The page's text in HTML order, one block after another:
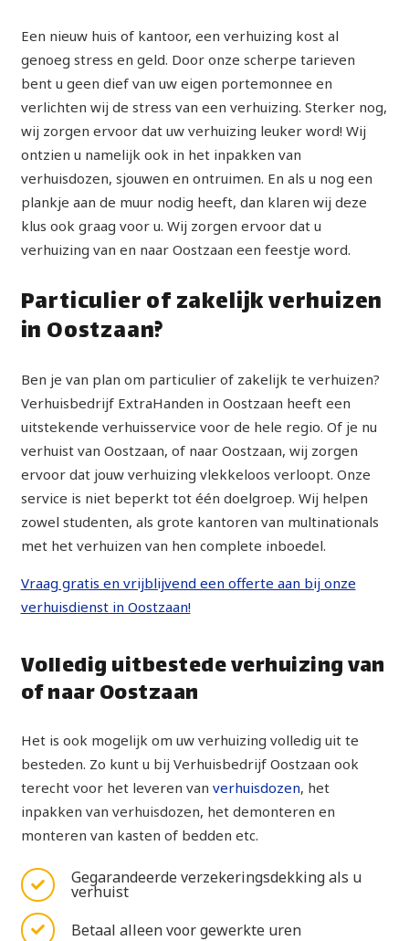
Een nieuw huis of kantoor, een verhuizing kost al
genoeg stress en geld. Door onze scherpe tarieven
bent u geen dief van uw eigen portemonnee en
verlichten wij de stress van een verhuizing. Sterker nog,
wij zorgen ervoor dat uw verhuizing leuker word! Wij
ontzien u namelijk ook in het inpakken van
verhuisdozen, sjouwen en ontruimen. En als u nog een
plankje aan de muur nodig heeft, dan klaren wij deze
klus ook graag voor u. Wij zorgen ervoor dat u
verhuizing van en naar Oostzaan een feestje word.
Particulier of zakelijk verhuizen
in Oostzaan?
Ben je van plan om particulier of zakelijk te verhuizen?
Verhuisbedrijf ExtraHanden in Oostzaan heeft een
uitstekende verhuisservice voor de hele regio. Of je nu
verhuist van Oostzaan, of naar Oostzaan, wij zorgen
ervoor dat jouw verhuizing vlekkeloos verloopt. Onze
service is niet beperkt tot één doelgroep. Wij helpen
zowel studenten, als grote kantoren van multinationals
met het verhuizen van hen complete inboedel.
Vraag gratis en vrijblijvend een offerte aan bij onze
verhuisdienst in Oostzaan!
Volledig uitbestede verhuizing van
of naar Oostzaan
Het is ook mogelijk om uw verhuizing volledig uit te
besteden. Zo kunt u bij Verhuisbedrijf Oostzaan ook
terecht voor het leveren van verhuisdozen, het
inpakken van verhuisdozen, het demonteren en
monteren van kasten of bedden etc.
Gegarandeerde verzekeringsdekking als u
verhuist
Betaal alleen voor gewerkte uren